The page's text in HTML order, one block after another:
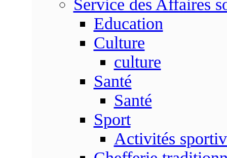
Service des Affaires
Education
Culture
culture
Santé
Santé
Sport
Activités